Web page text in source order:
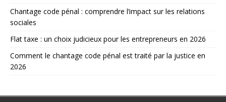
Chantage code pénal : comprendre l’impact sur les relations
sociales
Flat taxe : un choix judicieux pour les entrepreneurs en 2026
Comment le chantage code pénal est traité par la justice en
2026